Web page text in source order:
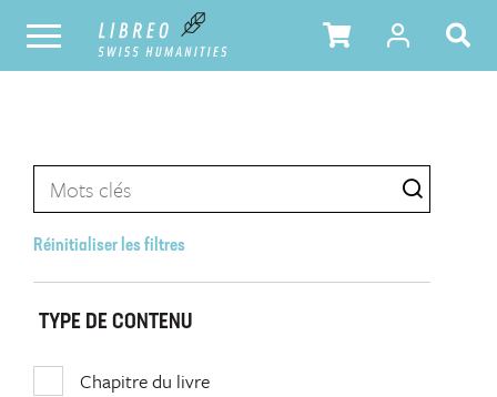
Réinitialiser les filtres
TYPE DE CONTENU
Chapitre du livre